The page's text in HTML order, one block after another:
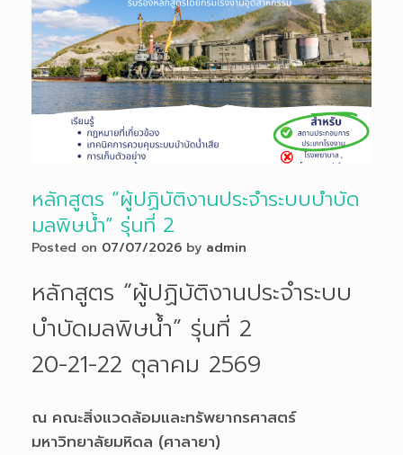
หลักสูตร “ผู้ปฏิบัติงานประจำระบบบำบัด
มลพิษน้ำ” รุ่นที่ 2
Posted on 07/07/2026 by admin
หลักสูตร “ผู้ปฏิบัติงานประจำระบบ
บำบัดมลพิษน้ำ” รุ่นที่ 2
20-21-22 ตุลาคม 2569
ณ คณะสิ่งแวดล้อมและทรัพยากรศาสตร์
มหาวิทยาลัยมหิดล (ศาลายา)